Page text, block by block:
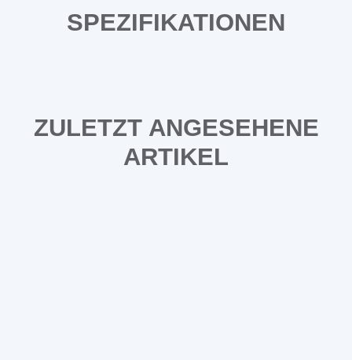
SPEZIFIKATIONEN
ZULETZT ANGESEHENE
ARTIKEL